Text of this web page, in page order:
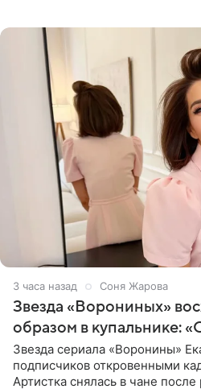
3 часа назад Соня Жарова
Звезда «Ворониных»
образом в купальнике:
Звезда сериала «Воронины»
подписчиков откровенными
Артистка снялась в чане